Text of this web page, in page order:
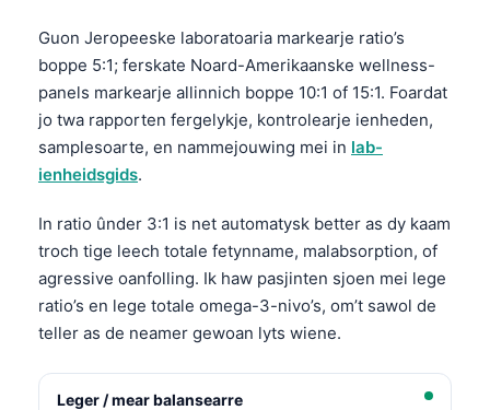
Guon Jeropeeske laboratoaria markearje ratio’s
boppe 5:1; ferskate Noard-Amerikaanske wellness-
panels markearje allinnich boppe 10:1 of 15:1. Foardat
jo twa rapporten fergelykje, kontrolearje ienheden,
samplesoarte, en nammejouwing mei in lab-
ienheidsgids.
In ratio ûnder 3:1 is net automatysk better as dy kaam
troch tige leech totale fetynname, malabsorption, of
agressive oanfolling. Ik haw pasjinten sjoen mei lege
ratio’s en lege totale omega-3-nivo’s, om’t sawol de
teller as de neamer gewoan lyts wiene.
Leger / mear balansearre